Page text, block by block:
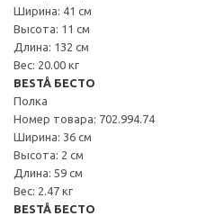
Ширина: 41 см
Высота: 11 см
Длина: 132 см
Вес: 20.00 кг
BESTÅ БЕСТО
Полка
Номер товара: 702.994.74
Ширина: 36 см
Высота: 2 см
Длина: 59 см
Вес: 2.47 кг
BESTÅ БЕСТО